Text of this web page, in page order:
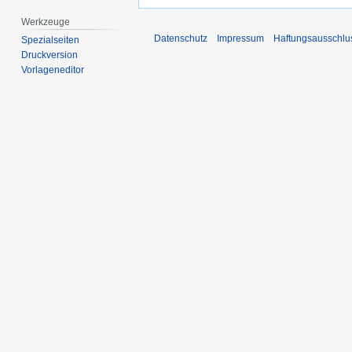
Werkzeuge
Spezialseiten
Druckversion
Vorlageneditor
Datenschutz Impressum